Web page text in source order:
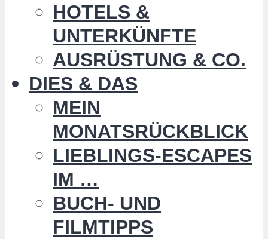
HOTELS &
UNTERKÜNFTE
AUSRÜSTUNG & CO.
DIES & DAS
MEIN
MONATSRÜCKBLICK
LIEBLINGS-ESCAPES
IM …
BUCH- UND
FILMTIPPS